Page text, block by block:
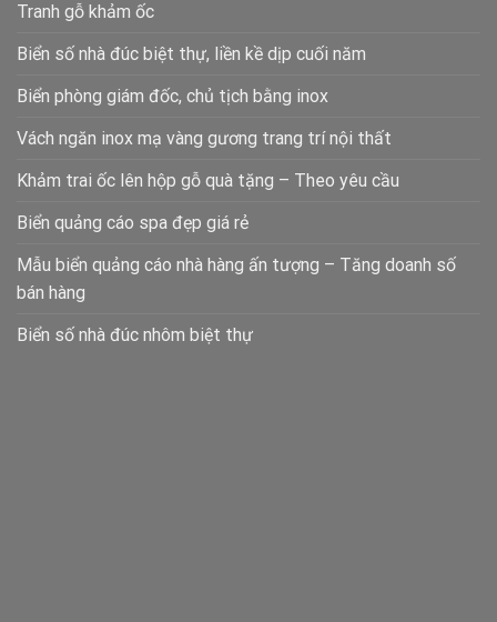
Tranh gỗ khảm ốc
Biển số nhà đúc biệt thự, liền kề dịp cuối năm
Biển phòng giám đốc, chủ tịch bằng inox
Vách ngăn inox mạ vàng gương trang trí nội thất
Khảm trai ốc lên hộp gỗ quà tặng – Theo yêu cầu
Biển quảng cáo spa đẹp giá rẻ
Mẫu biển quảng cáo nhà hàng ấn tượng – Tăng doanh số
bán hàng
Biển số nhà đúc nhôm biệt thự